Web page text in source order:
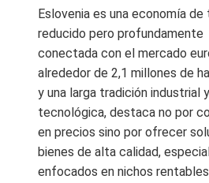
Eslovenia es una economía de
reducido pero profundamente
conectada con el mercado
alrededor de 2,1 millones de
y una larga tradición industrial y
tecnológica, destaca no por
en precios sino por ofrecer
bienes de alta calidad,
enfocados en nichos